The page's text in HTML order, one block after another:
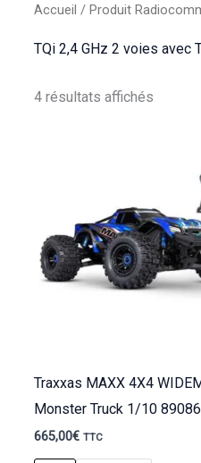
Accueil / Produit
TQi 2,4 GHz 2 voies avec
4 résultats affichésTrié
Traxxas MAXX 4X4
Monster Truck 1/10
665,00€ TTC